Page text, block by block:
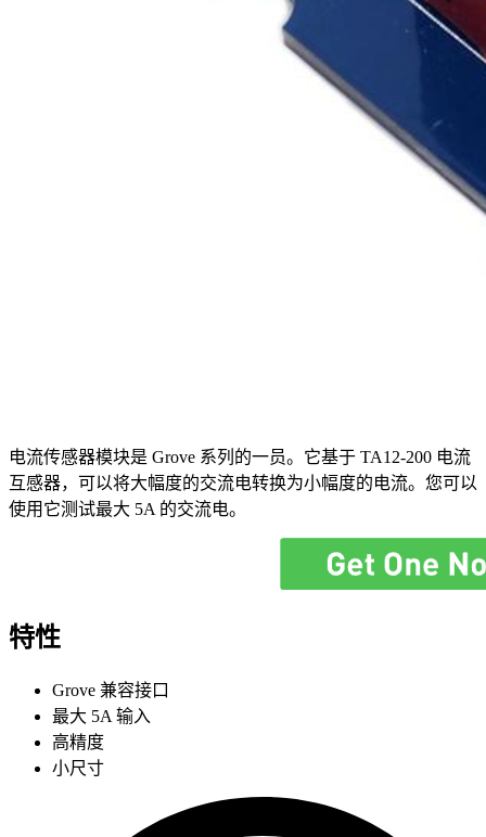
电流传感器模块是 Grove 系列的一员。它基于 TA12-200 电流
互感器，可以将大幅度的交流电转换为小幅度的电流。您可以
使用它测试最大 5A 的交流电。
特性
Grove 兼容接口
最大 5A 输入
高精度
小尺寸